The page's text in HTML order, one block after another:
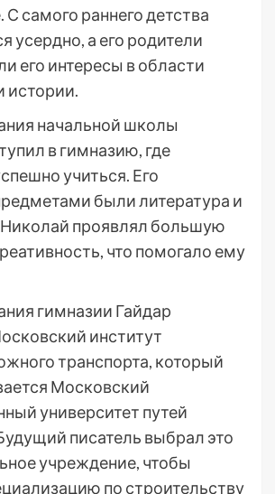
С самого раннего детства
усердно, а его родители
его интересы в области
истории.
начальной школы
в гимназию, где
учиться. Его
были литература и
проявлял большую
что помогало ему
гимназии Гайдар
институт
транспорта, который
Московский
университет путей
писатель выбрал это
учреждение, чтобы
по строительству